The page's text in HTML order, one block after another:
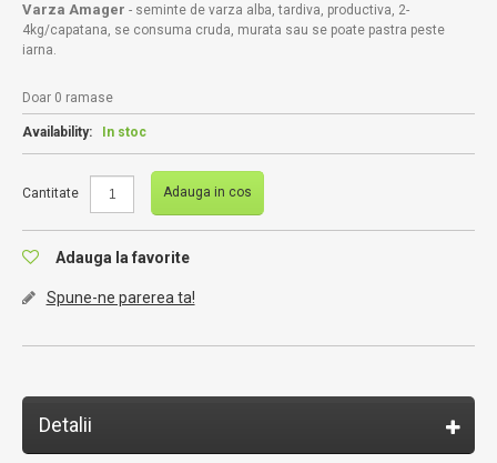
Varza Amager - seminte de varza alba, tardiva, productiva, 2-
4kg/capatana, se consuma cruda, murata sau se poate pastra peste
iarna.
Doar 0 ramase
Availability: In stoc
Cantitate Adauga in cos
Adauga la favorite
Spune-ne parerea ta!
Detalii